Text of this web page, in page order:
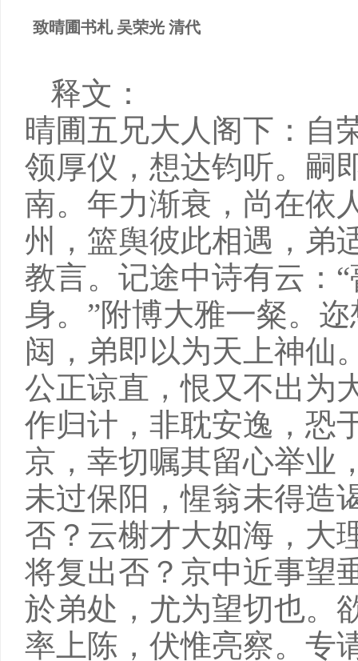
致晴圃书札 吴荣光 清代
释文：
晴圃五兄大人阁下：自
领厚仪，想达钧听。嗣
南。年力渐衰，尚在依
州，篮舆彼此相遇，弟
教言。记途中诗有云：
身。”附博大雅一粲。
闼，弟即以为天上神仙
公正谅直，恨又不出为
作归计，非耽安逸，恐
京，幸切嘱其留心举业
未过保阳，惺翁未得造
否？云榭才大如海，大
将复出否？京中近事望
於弟处，尤为望切也。
率上陈，伏惟亮察。专